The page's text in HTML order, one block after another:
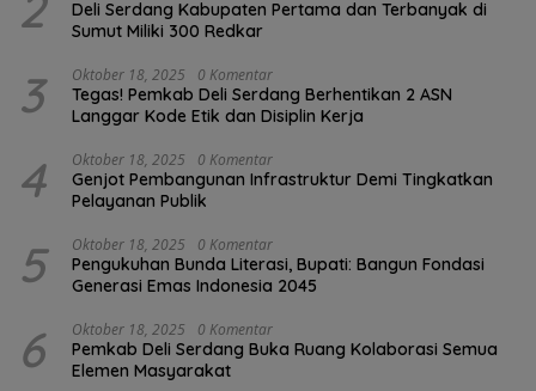
Deli Serdang Kabupaten Pertama dan Terbanyak di
Sumut Miliki 300 Redkar
3 Oktober 18, 2025 0 Komentar
Tegas! Pemkab Deli Serdang Berhentikan 2 ASN
Langgar Kode Etik dan Disiplin Kerja
4 Oktober 18, 2025 0 Komentar
Genjot Pembangunan Infrastruktur Demi Tingkatkan
Pelayanan Publik
5 Oktober 18, 2025 0 Komentar
Pengukuhan Bunda Literasi, Bupati: Bangun Fondasi
Generasi Emas Indonesia 2045
6 Oktober 18, 2025 0 Komentar
Pemkab Deli Serdang Buka Ruang Kolaborasi Semua
Elemen Masyarakat